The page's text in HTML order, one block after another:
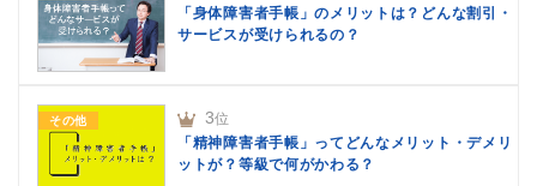
「身体障害者手帳」のメリットは？どんな割引・
サービスが受けられるの？
その他 3位
「精神障害者手帳」ってどんなメリット・デメリ
ットが？等級で何がかわる？